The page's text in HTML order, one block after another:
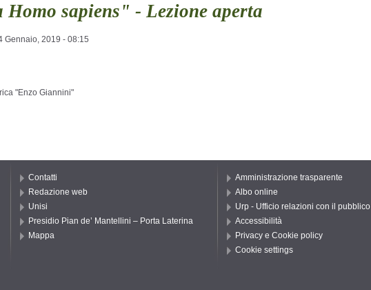
sapiens" - Lezione aperta
Gennaio, 2019 - 08:15
"Enzo Giannini"
Contatti
Redazione web
Unisi
Presidio Pian de’ Mantellini – Porta Laterina
Mappa
Amministrazione trasparente
Albo online
Urp - Ufficio relazioni con il pubblico
Accessibilità
Privacy e Cookie policy
Cookie settings